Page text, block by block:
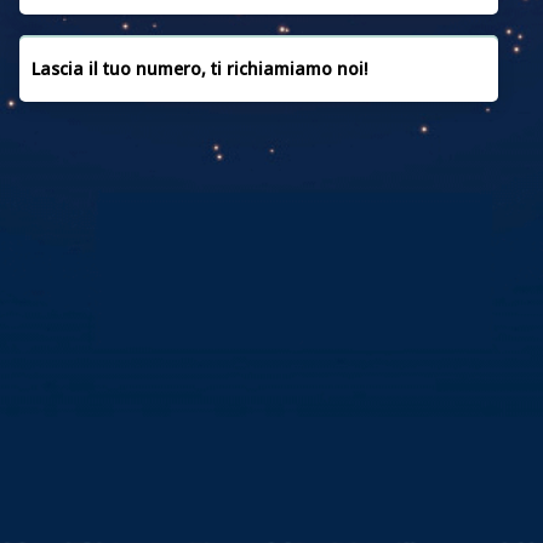
Dicembre 2021
Lascia il tuo numero, ti richiamiamo noi!